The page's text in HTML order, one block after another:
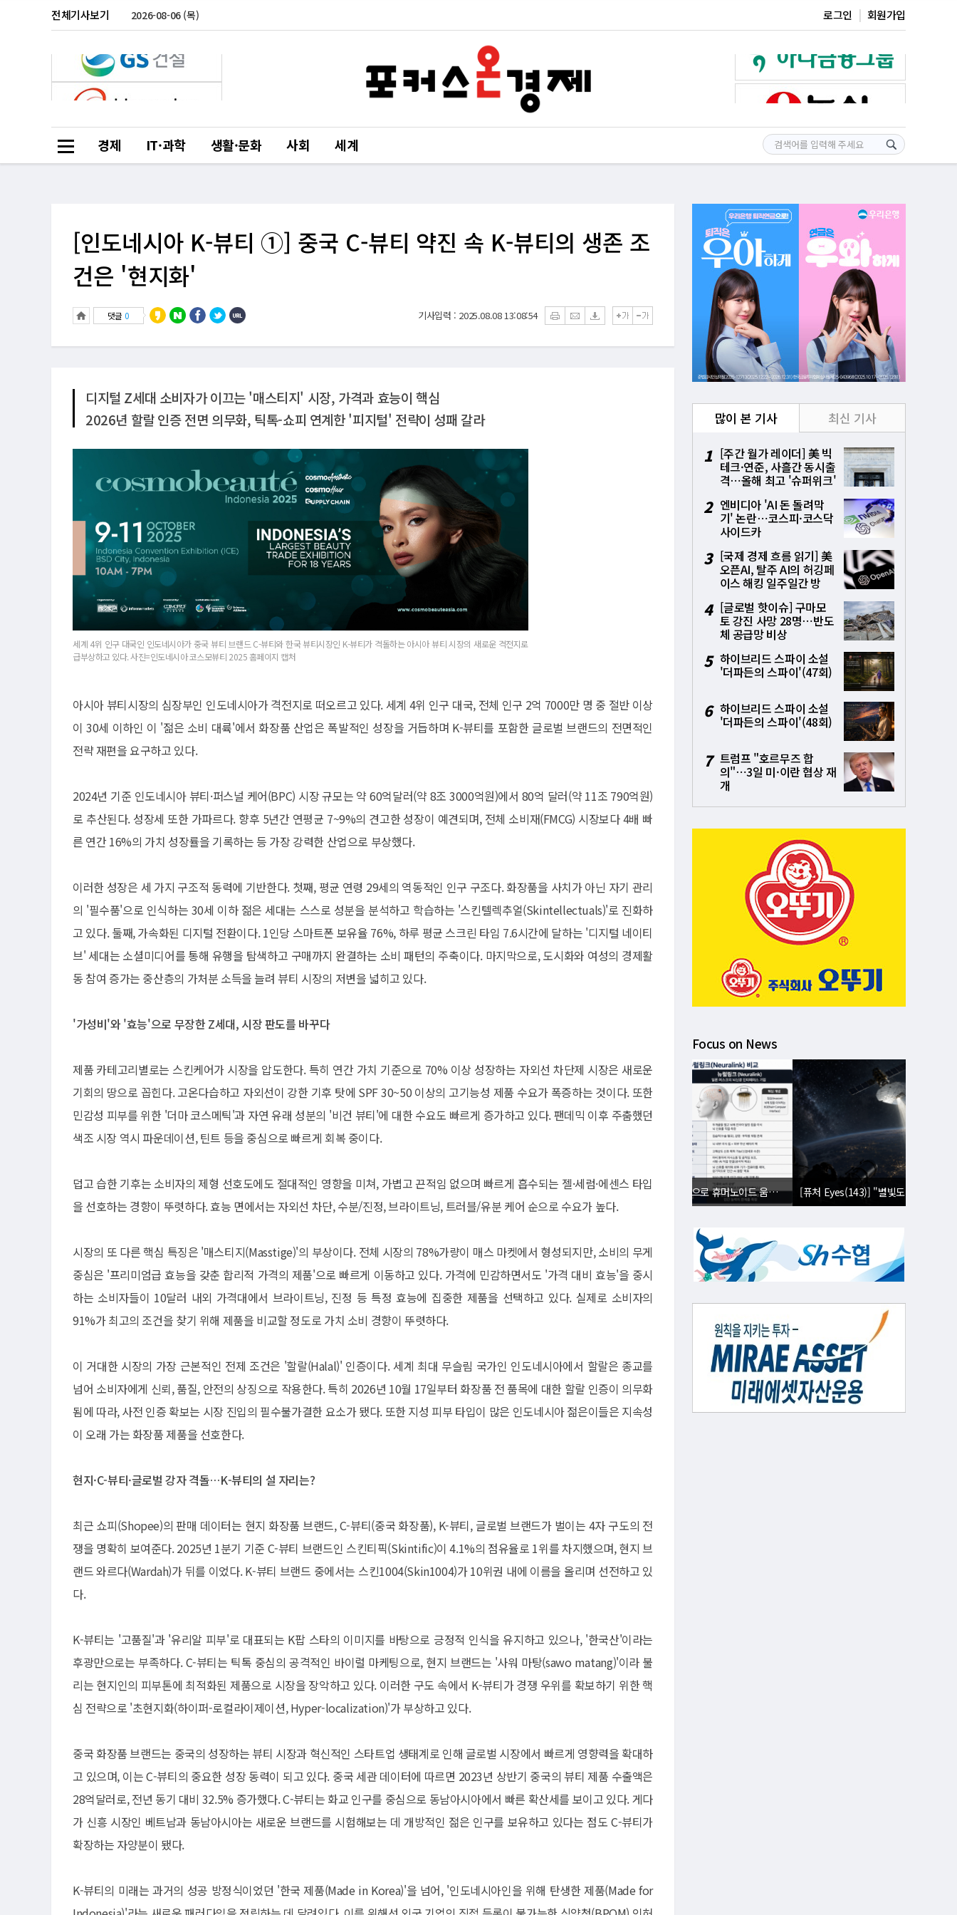
전체기사보기 2026-08-06 (목) 로그인 회원가입
경제 IT·과학 생활·문화 사회 세계
[인도네시아 K-뷰티 ①] 중국 C-뷰티 약진 속 K-뷰티의 생존 조
건은 '현지화'
댓글 0 기사입력 : 2025.08.08 13:08:54
디지털 Z세대 소비자가 이끄는 '매스티지' 시장, 가격과 효능이 핵심
2026년 할랄 인증 전면 의무화, 틱톡-쇼피 연계한 '피지털' 전략이 성패 갈라
세계 4위 인구 대국인 인도네시아가 중국 뷰티 브랜드 C-뷰티와 한국 뷰티시장인 K-뷰티가 격돌하는 아시아 뷰티 시장의 새로운 격전지로
급부상하고 있다. 사진=인도네시아 코스모뷰티 2025 홈페이지 캡처
아시아 뷰티시장의 심장부인 인도네시아가 격전지로 떠오르고 있다. 세계 4위 인구 대국, 전체 인구 2억 7000만 명 중 절반 이상
이 30세 이하인 이 '젊은 소비 대륙'에서 화장품 산업은 폭발적인 성장을 거듭하며 K-뷰티를 포함한 글로벌 브랜드의 전면적인
전략 재편을 요구하고 있다.
2024년 기준 인도네시아 뷰티·퍼스널 케어(BPC) 시장 규모는 약 60억달러(약 8조 3000억원)에서 80억 달러(약 11조 790억원)
로 추산된다. 성장세 또한 가파르다. 향후 5년간 연평균 7~9%의 견고한 성장이 예견되며, 전체 소비재(FMCG) 시장보다 4배 빠
른 연간 16%의 가치 성장률을 기록하는 등 가장 강력한 산업으로 부상했다.
이러한 성장은 세 가지 구조적 동력에 기반한다. 첫째, 평균 연령 29세의 역동적인 인구 구조다. 화장품을 사치가 아닌 자기 관리
의 '필수품'으로 인식하는 30세 이하 젊은 세대는 스스로 성분을 분석하고 학습하는 '스킨텔렉추얼(Skintellectuals)'로 진화하
고 있다. 둘째, 가속화된 디지털 전환이다. 1인당 스마트폰 보유율 76%, 하루 평균 스크린 타임 7.6시간에 달하는 '디지털 네이티
브' 세대는 소셜미디어를 통해 유행을 탐색하고 구매까지 완결하는 소비 패턴의 주축이다. 마지막으로, 도시화와 여성의 경제활
동 참여 증가는 중산층의 가처분 소득을 늘려 뷰티 시장의 저변을 넓히고 있다.
'가성비'와 '효능'으로 무장한 Z세대, 시장 판도를 바꾸다
제품 카테고리별로는 스킨케어가 시장을 압도한다. 특히 연간 가치 기준으로 70% 이상 성장하는 자외선 차단제 시장은 새로운
기회의 땅으로 꼽힌다. 고온다습하고 자외선이 강한 기후 탓에 SPF 30~50 이상의 고기능성 제품 수요가 폭증하는 것이다. 또한
민감성 피부를 위한 '더마 코스메틱'과 자연 유래 성분의 '비건 뷰티'에 대한 수요도 빠르게 증가하고 있다. 팬데믹 이후 주춤했던
색조 시장 역시 파운데이션, 틴트 등을 중심으로 빠르게 회복 중이다.
덥고 습한 기후는 소비자의 제형 선호도에도 절대적인 영향을 미쳐, 가볍고 끈적임 없으며 빠르게 흡수되는 젤·세럼·에센스 타입
을 선호하는 경향이 뚜렷하다. 효능 면에서는 자외선 차단, 수분/진정, 브라이트닝, 트러블/유분 케어 순으로 수요가 높다.
시장의 또 다른 핵심 특징은 '매스티지(Masstige)'의 부상이다. 전체 시장의 78%가량이 매스 마켓에서 형성되지만, 소비의 무게
중심은 '프리미엄급 효능을 갖춘 합리적 가격의 제품'으로 빠르게 이동하고 있다. 가격에 민감하면서도 '가격 대비 효능'을 중시
하는 소비자들이 10달러 내외 가격대에서 브라이트닝, 진정 등 특정 효능에 집중한 제품을 선택하고 있다. 실제로 소비자의
91%가 최고의 조건을 찾기 위해 제품을 비교할 정도로 가치 소비 경향이 뚜렷하다.
이 거대한 시장의 가장 근본적인 전제 조건은 '할랄(Halal)' 인증이다. 세계 최대 무슬림 국가인 인도네시아에서 할랄은 종교를
넘어 소비자에게 신뢰, 품질, 안전의 상징으로 작용한다. 특히 2026년 10월 17일부터 화장품 전 품목에 대한 할랄 인증이 의무화
됨에 따라, 사전 인증 확보는 시장 진입의 필수불가결한 요소가 됐다. 또한 지성 피부 타입이 많은 인도네시아 젊은이들은 지속성
이 오래 가는 화장품 제품을 선호한다.
현지·C-뷰티·글로벌 강자 격돌…K-뷰티의 설 자리는?
최근 쇼피(Shopee)의 판매 데이터는 현지 화장품 브랜드, C-뷰티(중국 화장품), K-뷰티, 글로벌 브랜드가 벌이는 4자 구도의 전
쟁을 명확히 보여준다. 2025년 1분기 기준 C-뷰티 브랜드인 스킨티픽(Skintific)이 4.1%의 점유율로 1위를 차지했으며, 현지 브
랜드 와르다(Wardah)가 뒤를 이었다. K-뷰티 브랜드 중에서는 스킨1004(Skin1004)가 10위권 내에 이름을 올리며 선전하고 있
다.
K-뷰티는 '고품질'과 '유리알 피부'로 대표되는 K팝 스타의 이미지를 바탕으로 긍정적 인식을 유지하고 있으나, '한국산'이라는
후광만으로는 부족하다. C-뷰티는 틱톡 중심의 공격적인 바이럴 마케팅으로, 현지 브랜드는 '사워 마탕(sawo matang)'이라 불
리는 현지인의 피부톤에 최적화된 제품으로 시장을 장악하고 있다. 이러한 구도 속에서 K-뷰티가 경쟁 우위를 확보하기 위한 핵
심 전략으로 '초현지화(하이퍼-로컬라이제이션, Hyper-localization)'가 부상하고 있다.
중국 화장품 브랜드는 중국의 성장하는 뷰티 시장과 혁신적인 스타트업 생태계로 인해 글로벌 시장에서 빠르게 영향력을 확대하
고 있으며, 이는 C-뷰티의 중요한 성장 동력이 되고 있다. 중국 세관 데이터에 따르면 2023년 상반기 중국의 뷰티 제품 수출액은
28억달러로, 전년 동기 대비 32.5% 증가했다. C-뷰티는 화교 인구를 중심으로 동남아시아에서 빠른 확산세를 보이고 있다. 게다
가 신흥 시장인 베트남과 동남아시아는 새로운 브랜드를 시험해보는 데 개방적인 젊은 인구를 보유하고 있다는 점도 C-뷰티가
확장하는 자양분이 됐다.
K-뷰티의 미래는 과거의 성공 방정식이었던 '한국 제품(Made in Korea)'을 넘어, '인도네시아인을 위해 탄생한 제품(Made for
많이 본 기사 최신 기사
1 [주간 월가 레이더] 美 빅
테크·연준, 사흘간 동시출
격⋯올해 최고 '슈퍼위크'
2 엔비디아 'AI 돈 돌려막
기' 논란⋯코스피·코스닥
사이드카
3 [국제 경제 흐름 읽기] 美
오픈AI, 탈주 AI의 허깅페
이스 해킹 일주일간 방
4 [글로벌 핫이슈] 구마모
토 강진 사망 28명⋯반도
체 공급망 비상
5 하이브리드 스파이 소설
'더파든의 스파이'(47회)
6 하이브리드 스파이 소설
'더파든의 스파이'(48회)
7 트럼프 "호르무즈 합
의"⋯3일 미·이란 협상 재
개
Focus on News
[퓨처 Eyes(143)] "별빛도 밤도 지운다"⋯美 '우주 거울' 승인에 과학계 비상